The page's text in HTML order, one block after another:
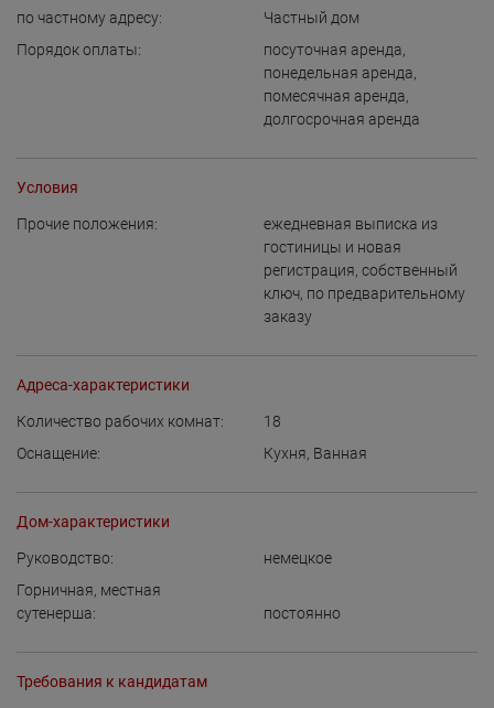
по частному адресу:
Частный дом
Порядок оплаты:
посуточная аренда,
понедельная аренда,
помесячная аренда,
долгосрочная аренда
Условия
Прочие положения:
ежедневная выписка из
гостиницы и новая
регистрация, собственный
ключ, по предварительному
заказу
Адреса-характеристики
Количество рабочих комнат:
18
Оснащение:
Кухня, Ванная
Дом-характеристики
Руководство:
немецкое
Горничная, местная
сутенерша:
постоянно
Требования к кандидатам